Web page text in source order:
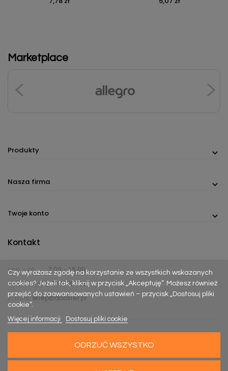
Marketplace
Produkty
Nasza firma
Twoje konto
Czy wyrażasz zgodę na korzystanie ze wszystkich wskazanych
cookies? Jeżeli tak, kliknij w przycisk „Akceptuję”. Możesz również
przejść do zaawansowanych ustawień – przycisk „Dostosuj pliki
cookie”.
Więcej informacji
Dostosuj pliki cookie
ODRZUĆ WSZYSTKO
Kontakt
pon. - pt.
7:00 - 15:00
Telefon:(+48) 737 305 306
E-mail: sklep@dabster.pl
MiyoStudio